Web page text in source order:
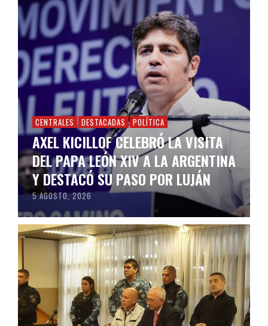
CENTRALES DESTACADAS POLÍTICA
AXEL KICILLOF CELEBRÓ LA VISITA
DEL PAPA LEÓN XIV A LA ARGENTINA
Y DESTACÓ SU PASO POR LUJÁN
5 AGOSTO, 2026